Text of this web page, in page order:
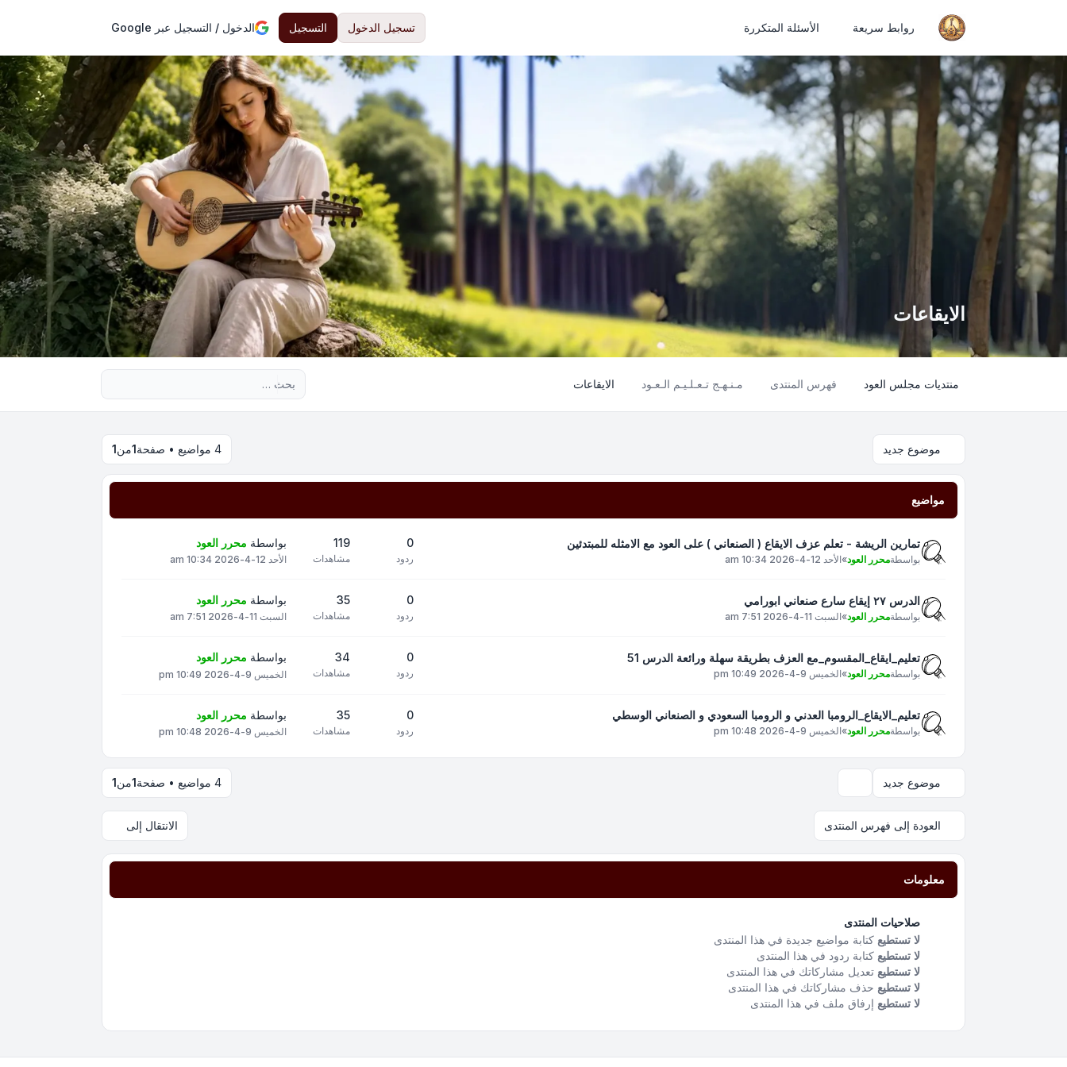
روابط سريعة الأسئلة المتكررة تسجيل الدخول التسجيل الدخول / التسجيل عبر Google
الايقاعات
منتديات مجلس العود فهرس المنتدى مـنـهـج تـعـلـيـم الـعـود الايقاعات
موضوع جديد 4 مواضيع • صفحة 1من1
مواضيع
تمارين الريشة - تعلم عزف الايقاع ( الصنعاني ) على العود مع الامثله للمبتدئين
بواسطةمحرر العود»الأحد 12-4-2026 10:34 am
0
ردود
119
مشاهدات
بواسطة محرر العود
الأحد 12-4-2026 10:34 am
الدرس ٢٧ إيقاع سارع صنعاني ابورامي
بواسطةمحرر العود»السبت 11-4-2026 7:51 am
0
ردود
35
مشاهدات
بواسطة محرر العود
السبت 11-4-2026 7:51 am
تعليم_ايقاع_المقسوم_مع العزف بطريقة سهلة ورائعة الدرس 51
بواسطةمحرر العود»الخميس 9-4-2026 10:49 pm
0
ردود
34
مشاهدات
بواسطة محرر العود
الخميس 9-4-2026 10:49 pm
تعليم_الايقاع_الرومبا العدني و الرومبا السعودي و الصنعاني الوسطي
بواسطةمحرر العود»الخميس 9-4-2026 10:48 pm
0
ردود
35
مشاهدات
بواسطة محرر العود
الخميس 9-4-2026 10:48 pm
موضوع جديد 4 مواضيع • صفحة 1من1
العودة إلى فهرس المنتدى الانتقال إلى
معلومات
صلاحيات المنتدى
لا تستطيع كتابة مواضيع جديدة في هذا المنتدى
لا تستطيع كتابة ردود في هذا المنتدى
لا تستطيع تعديل مشاركاتك في هذا المنتدى
لا تستطيع حذف مشاركاتك في هذا المنتدى
لا تستطيع إرفاق ملف في هذا المنتدى